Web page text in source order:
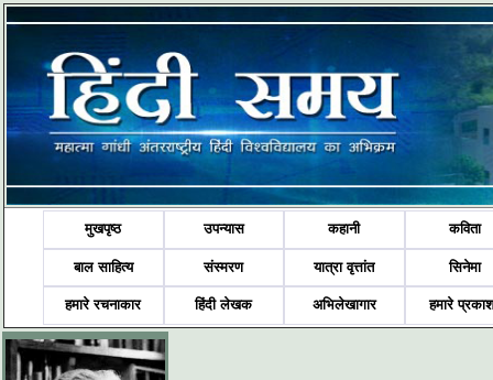
मुखपृष्ठ उपन्यास कहानी कविता
बाल साहित्य संस्मरण यात्रा वृत्तांत सिनेमा
हमारे रचनाकार हिंदी लेखक अभिलेखागार हमारे